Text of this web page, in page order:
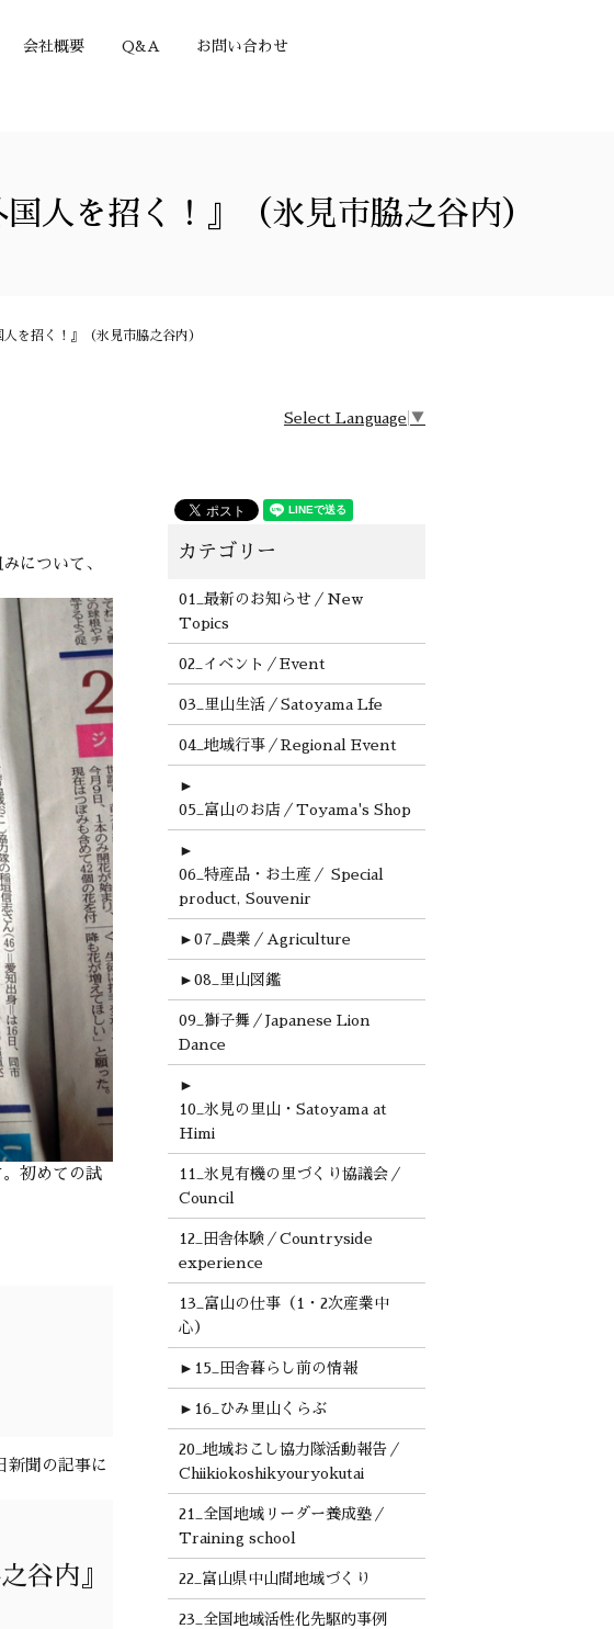
会社概要 Q&A お問い合わせ
人を招く！』（氷見市脇之谷内）
を招く！』（氷見市脇之谷内）
Select Language ▼
について、
初めての試
新聞の記事に
谷内』
01_最新のお知らせ／New
Topics
02_イベント／Event
03_里山生活／Satoyama Lfe
04_地域行事／Regional Event
►
05_富山のお店／Toyama's Shop
►
06_特産品・お土産／ Special
product, Souvenir
► 07_農業／Agriculture
► 08_里山図鑑
09_獅子舞／Japanese Lion
Dance
►
10_氷見の里山・Satoyama at
Himi
11_氷見有機の里づくり協議会／
Council
12_田舎体験／Countryside
experience
13_富山の仕事（1・2次産業中
心）
► 15_田舎暮らし前の情報
► 16_ひみ里山くらぶ
20_地域おこし協力隊活動報告／
Chiikiokoshikyouryokutai
21_全国地域リーダー養成塾／
Training school
22_富山県中山間地域づくり
23_全国地域活性化先駆的事例